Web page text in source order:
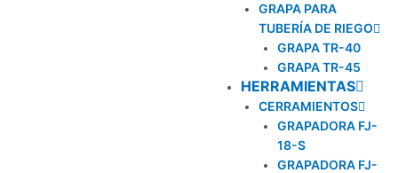
GRAPA PARA
TUBERÍA DE RIEGO
GRAPA TR-40
GRAPA TR-45
HERRAMIENTAS
CERRAMIENTOS
GRAPADORA FJ-
18-S
GRAPADORA FJ-